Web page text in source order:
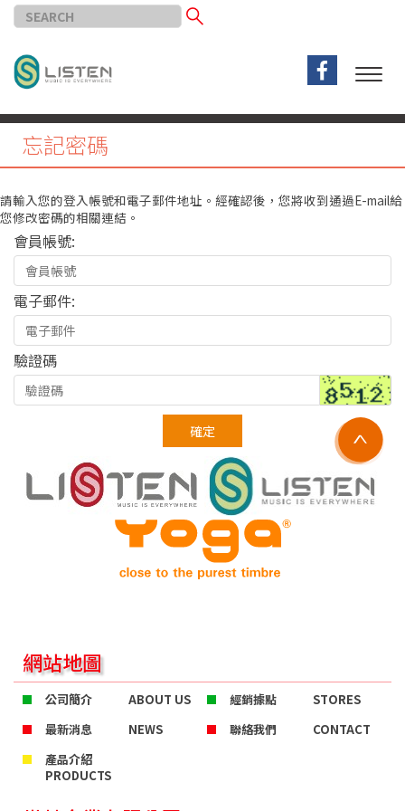
忘記密碼
請輸入您的登入帳號和電子郵件地址。經確認後，您將收到通過E-mail給
您修改密碼的相關連結。
會員帳號:
電子郵件:
驗證碼
確定
網站地圖
公司簡介 ABOUT US 經銷據點
STORES
最新消息
NEWS 聯絡我們
CONTACT
產品介紹
PRODUCTS